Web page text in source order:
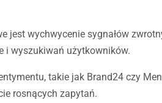
jest wychwycenie sygnałów
i wyszukiwań użytkowników.
takie jak Brand24 czy
rosnących zapytań.